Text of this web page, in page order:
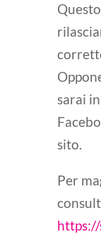
sarai
sito.
Per